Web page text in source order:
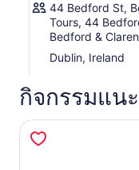
44 Bedford St,
Tours, 44
Bedford &
Dublin, Ireland
กิจกรรมแน